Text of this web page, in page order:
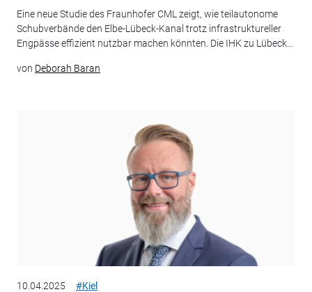
Eine neue Studie des Fraunhofer CML zeigt, wie teilautonome
Schubverbände den Elbe-Lübeck-Kanal trotz infrastruktureller
Engpässe effizient nutzbar machen könnten. Die IHK zu Lübeck...
von Deborah Baran
10.04.2025 #Kiel